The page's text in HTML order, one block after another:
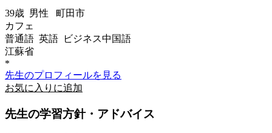
39歳 男性 町田市
カフェ
普通語 英語 ビジネス中国語
江蘇省
*
先生のプロフィールを見る
お気に入りに追加
先生の学習方針・アドバイス